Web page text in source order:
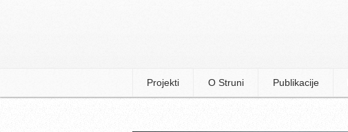
Projekti O Struni Publikacije